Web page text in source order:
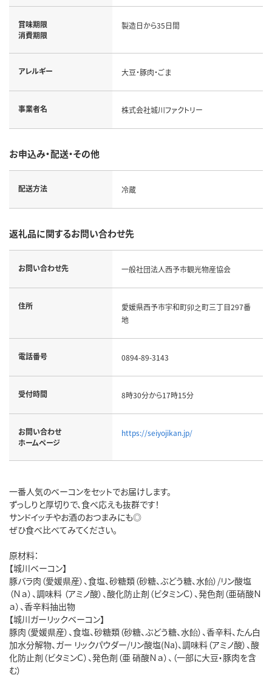
賞味期限
消費期限
製造日から35日間
アレルギー 大豆・豚肉・ごま
事業者名 株式会社城川ファクトリー
お申込み・配送・その他
配送方法 冷蔵
返礼品に関するお問い合わせ先
お問い合わせ先 一般社団法人西予市観光物産協会
住所
愛媛県西予市宇和町卯之町三丁目297番
地
電話番号 0894-89-3143
受付時間 8時30分から17時15分
お問い合わせ
ホームページ
https://seiyojikan.jp/
一番人気のベーコンをセットでお届けします。
ずっしりと厚切りで、食べ応えも抜群です！
サンドイッチやお酒のおつまみにも◎
ぜひ食べ比べてみてください。
原材料：
【城川ベーコン】
豚バラ肉（愛媛県産）、食塩、砂糖類（砂糖、ぶどう糖、水飴）/リン酸塩
（Ｎａ）、調味料 （アミノ酸）、酸化防止剤（ビタミンＣ）、発色剤（亜硝酸Ｎ
ａ）、香辛料抽出物
【城川ガーリックベーコン】
豚肉（愛媛県産）、食塩、砂糖類（砂糖、ぶどう糖、水飴）、香辛料、たん白
加水分解物、ガー リックパウダー/リン酸塩(Na)、調味料（アミノ酸）、酸
化防止剤（ビタミンＣ）、発色剤（亜 硝酸Ｎａ）、（一部に大豆・豚肉を含
む）